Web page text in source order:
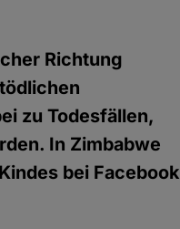
Richtung
zu Todesfällen,
In Zimbabwe
bei Facebook